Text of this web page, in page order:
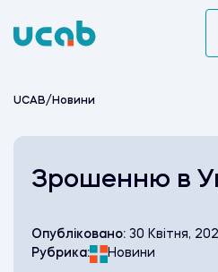
to
UCAB/ Новини
Зрошенню в
Опубліковано: 30 Квітня,
Рубрика:
Новини